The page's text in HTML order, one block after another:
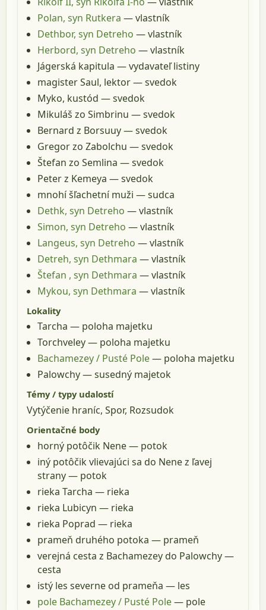
Polan, syn Rutkera — vlastník
Dethbor, syn Detreho — vlastník
Herbord, syn Detreho — vlastník
Jágerská kapitula — vydavateľ listiny
magister Saul, lektor— svedok
Myko, kustód — svedok
Mikuláš zo Simbrinu — svedok
Bernard z Borsuuy— svedok
Gregor zo Zabolchu — svedok
Štefan zo Semlina — svedok
Peter z Kemeya — svedok
mnohí šľachetní muži — sudca
Dethk, syn Detreho — vlastník
Simon, syn Detreho — vlastník
Langeus, syn Detreho — vlastník
Detreh, syn Dethmara — vlastník
Štefan , syn Dethmara — vlastník
Mykou, syn Dethmara — vlastník
Lokality
Tarcha — poloha majetku
Torchveley— poloha majetku
Bachamezey / Pusté Pole— poloha majetku
Palowchy— susedný majetok
Témy / typy udalostí
Vytýčenie hraníc, Spor, Rozsudok
Orientačné body
horný potôčik Nene— potok
iný potôčik vlievajúci sa do Nene z ľavej
strany— potok
rieka Tarcha — rieka
rieka Lubicyn — rieka
rieka Poprad — rieka
prameň druhého potoka — prameň
verejná cesta z Bachamezey do Palowchy—
cesta
istý les severne od prameňa — les
pole Bachamezey / Pusté Pole— pole